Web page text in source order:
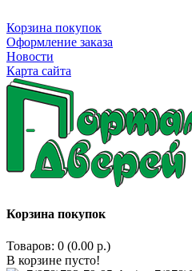
Корзина покупок
Оформление заказа
Новости
Карта сайта
Корзина покупок
Товаров: 0 (0.00 р.)
В корзине пусто!